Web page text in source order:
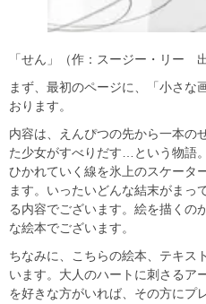
「せん」（作：スージー・リー
まず、最初のページに、「小さな
おります。
内容は、えんぴつの先から一本の
た少女がすべりだす…という物語
ひかれていく線を氷上のスケータ
ます。いったいどんな結末がま
る内容でございます。絵を描くの
な絵本でございます。
ちなみに、こちらの絵本、テキス
います。大人のハートに刺さるア
を好きな方がいれば、その方にプ